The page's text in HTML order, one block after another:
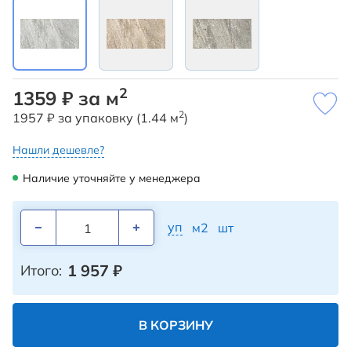
1359 ₽ за м2
1957 ₽ за упаковку (1.44 м2)
Нашли дешевле?
Наличие уточняйте у менеджера
уп м2 шт
Итого: 1 957 ₽
В КОРЗИНУ